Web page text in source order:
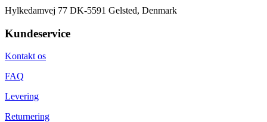
Hylkedamvej 77 DK-5591 Gelsted, Denmark
Kundeservice
Kontakt os
FAQ
Levering
Returnering